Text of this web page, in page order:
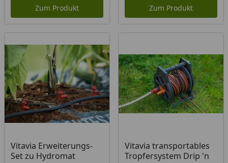
Zum Produkt Zum Produkt
Vitavia Erweiterungs-
Set zu Hydromat
Vitavia transportables
Tropfersystem Drip 'n